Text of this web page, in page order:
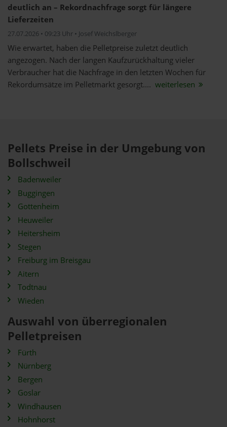
deutlich an – Rekordnachfrage sorgt für längere
Lieferzeiten
27.07.2026 • 09:23 Uhr • Josef Weichslberger
Wie erwartet, haben die Pelletpreise zuletzt deutlich
angezogen. Nach der langen Kaufzurückhaltung vieler
Verbraucher hat die Nachfrage in den letzten Wochen für
Rekordumsätze im Pelletmarkt gesorgt.... weiterlesen
Pellets Preise in der Umgebung von
Bollschweil
Badenweiler
Buggingen
Gottenheim
Heuweiler
Heitersheim
Stegen
Freiburg im Breisgau
Aitern
Todtnau
Wieden
Auswahl von überregionalen
Pelletpreisen
Fürth
Nürnberg
Bergen
Goslar
Windhausen
Hohnhorst